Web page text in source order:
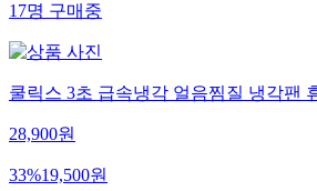
17명 구매중
쿨릭스 3초 급속냉각 얼음찜질 냉각팬
28,900원
33%19,500원